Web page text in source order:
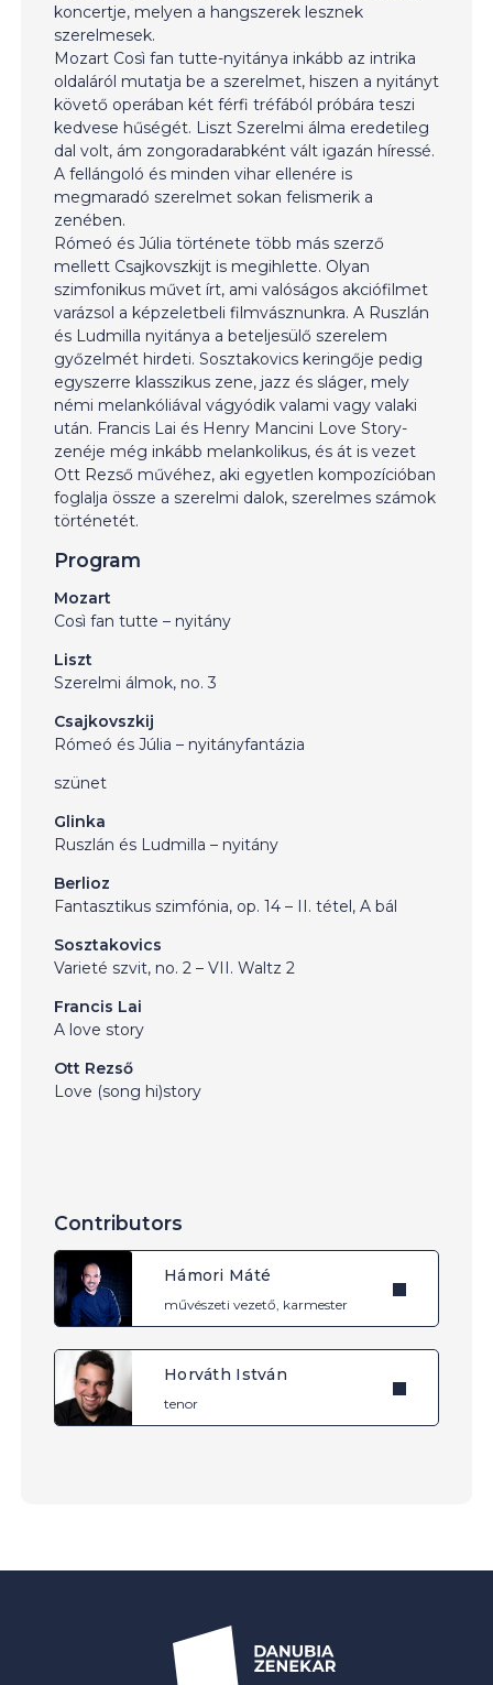
koncertje, melyen a hangszerek lesznek
szerelmesek.
Mozart Così fan tutte-nyitánya inkább az intrika
oldaláról mutatja be a szerelmet, hiszen a nyitányt
követő operában két férfi tréfából próbára teszi
kedvese hűségét. Liszt Szerelmi álma eredetileg
dal volt, ám zongoradarabként vált igazán híressé.
A fellángoló és minden vihar ellenére is
megmaradó szerelmet sokan felismerik a
zenében.
Rómeó és Júlia története több más szerző
mellett Csajkovszkijt is megihlette. Olyan
szimfonikus művet írt, ami valóságos akciófilmet
varázsol a képzeletbeli filmvásznunkra. A Ruszlán
és Ludmilla nyitánya a beteljesülő szerelem
győzelmét hirdeti. Sosztakovics keringője pedig
egyszerre klasszikus zene, jazz és sláger, mely
némi melankóliával vágyódik valami vagy valaki
után. Francis Lai és Henry Mancini Love Story-
zenéje még inkább melankolikus, és át is vezet
Ott Rezső művéhez, aki egyetlen kompozícióban
foglalja össze a szerelmi dalok, szerelmes számok
történetét.
Program
Mozart
Così fan tutte – nyitány
Liszt
Szerelmi álmok, no. 3
Csajkovszkij
Rómeó és Júlia – nyitányfantázia
szünet
Glinka
Ruszlán és Ludmilla – nyitány
Berlioz
Fantasztikus szimfónia, op. 14 – II. tétel, A bál
Sosztakovics
Varieté szvit, no. 2 – VII. Waltz 2
Francis Lai
A love story
Ott Rezső
Love (song hi)story
Contributors
Hámori Máté
művészeti vezető, karmester
Horváth István
tenor